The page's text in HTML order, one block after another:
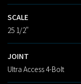
SCALE
25 1/2"
JOINT
Ultra Access 4-Bolt